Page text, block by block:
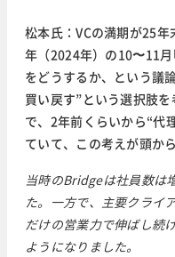
松本氏：VCの満期が25
年（2024年）の10〜11
をどうするか、という議
買い戻す”という選択肢
で、2年前くらいから“代
ていて、この考えが頭か
当時のBridgeは社員数は
た。一方で、主要クライ
だけの営業力で伸ばし続
ようになりました。